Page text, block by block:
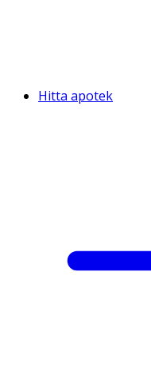
Hitta apotek